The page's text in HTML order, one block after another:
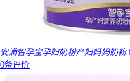
安满智孕宝孕妇奶粉产妇妈妈奶
0条评价